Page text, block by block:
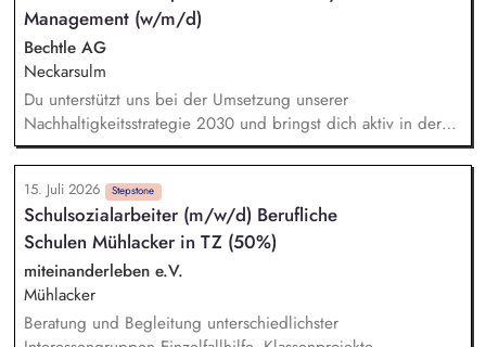
oder Übernahme beim Richten oder Ausgeben der
verordneten Medikamente Ausrichtung der Arbeit an den
individuellen Zielen der Bewohner:innen Zusammenarbeit mit
externen Stellen (z. B. gesetzliche Betreuung, Ärzte,
Kostenträger)
Management (w/m/d)
Bechtle AG
Neckarsulm
Du unterstützt uns bei der Umsetzung unserer
Nachhaltigkeitsstrategie 2030 und bringst dich aktiv in deren
Weiterentwicklung über alle Handlungsfelder hinweg ein.
Dabei arbeitest du an unterschiedlichen Initiativen und
Themen entlang unserer Nachhaltigkeitsdimensionen und
unterstützt bei der Integration nachhaltiger Ansätze in unsere
Unternehmensprozesse. Ein weiterer Schwerpunkt deiner
Tätigkeit liegt in der Unterstützung bei der Umsetzung und
Weiterentwicklung regulatorischer Anforderungen im Bereich
Nachhaltigkeit, beispielsweise im Kontext von CSRD/ESRS
oder der EU-Taxonomie.
15. Juli 2026 Stepstone
Schulsozialarbeiter (m/w/d) Berufliche
Schulen Mühlacker in TZ (50%)
miteinanderleben e.V.
Mühlacker
Beratung und Begleitung unterschiedlichster